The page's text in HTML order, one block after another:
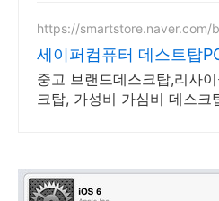
https://smartstore.naver.com/
세이퍼컴퓨터 데스트탑
중고 브랜드데스크탑,리사
크탑, 가성비 가심비 데스크